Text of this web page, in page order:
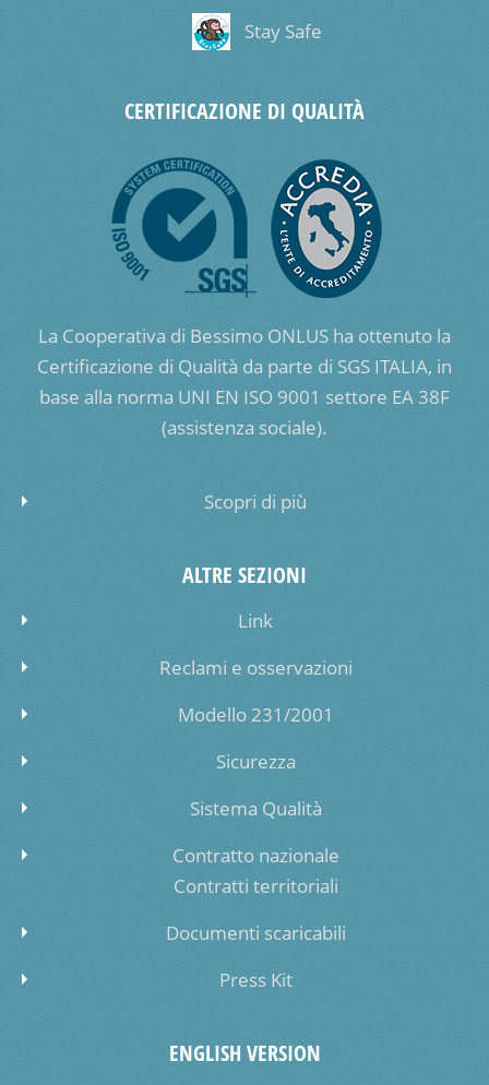
Stay Safe
CERTIFICAZIONE DI QUALITÀ
La Cooperativa di Bessimo ONLUS ha ottenuto la
Certificazione di Qualità da parte di SGS ITALIA, in
base alla norma UNI EN ISO 9001 settore EA 38F
(assistenza sociale).
Scopri di più
ALTRE SEZIONI
Link
Reclami e osservazioni
Modello 231/2001
Sicurezza
Sistema Qualità
Contratto nazionale
Contratti territoriali
Documenti scaricabili
Press Kit
ENGLISH VERSION